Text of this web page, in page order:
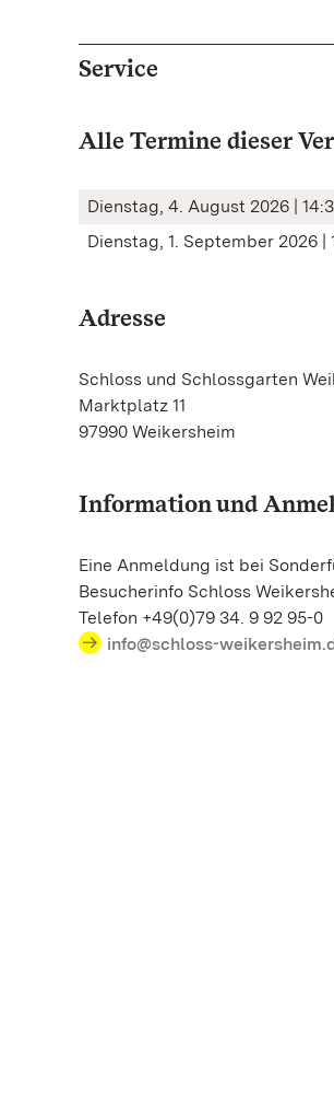
Service
Alle Termine dieser
Dienstag, 4. August 2026 |
Dienstag, 1. September 2026 |
Adresse
Schloss und Schlossgarten
Marktplatz 11
97990 Weikersheim
Information und
Eine Anmeldung ist bei
Besucherinfo Schloss
Telefon +49(0)79 34. 9 92 95-0
info@schloss-